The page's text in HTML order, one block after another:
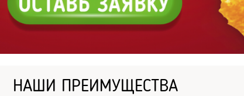
НАШИ ПРЕИМУЩЕСТВА